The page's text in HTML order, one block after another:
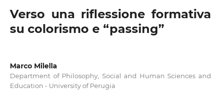
Verso una riflessione formativa
su colorismo e “passing”
Marco Milella
Department of Philosophy, Social and Human Sciences and
Education - University of Perugia